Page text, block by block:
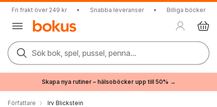
Fri frakt över 249 kr • Snabba leveranser • Billiga böcker
Sök bok, spel, pussel, penna...
Skapa nya rutiner – hälsoböcker upp till 50% →
Författare Irv Blickstein